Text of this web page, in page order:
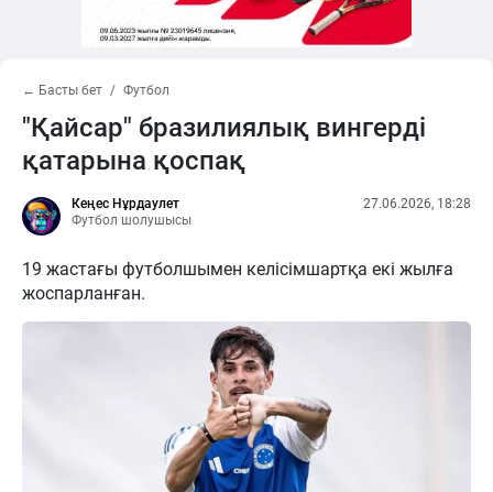
← Басты бет Футбол
"Қайсар" бразилиялық вингерді
қатарына қоспақ
Кеңес Нұрдаулет
Футбол шолушысы
27.06.2026, 18:28
19 жастағы футболшымен келісімшартқа екі жылға
жоспарланған.